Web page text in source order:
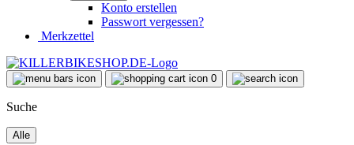
Konto erstellen
Passwort vergessen?
Merkzettel
0
Suche
Alle